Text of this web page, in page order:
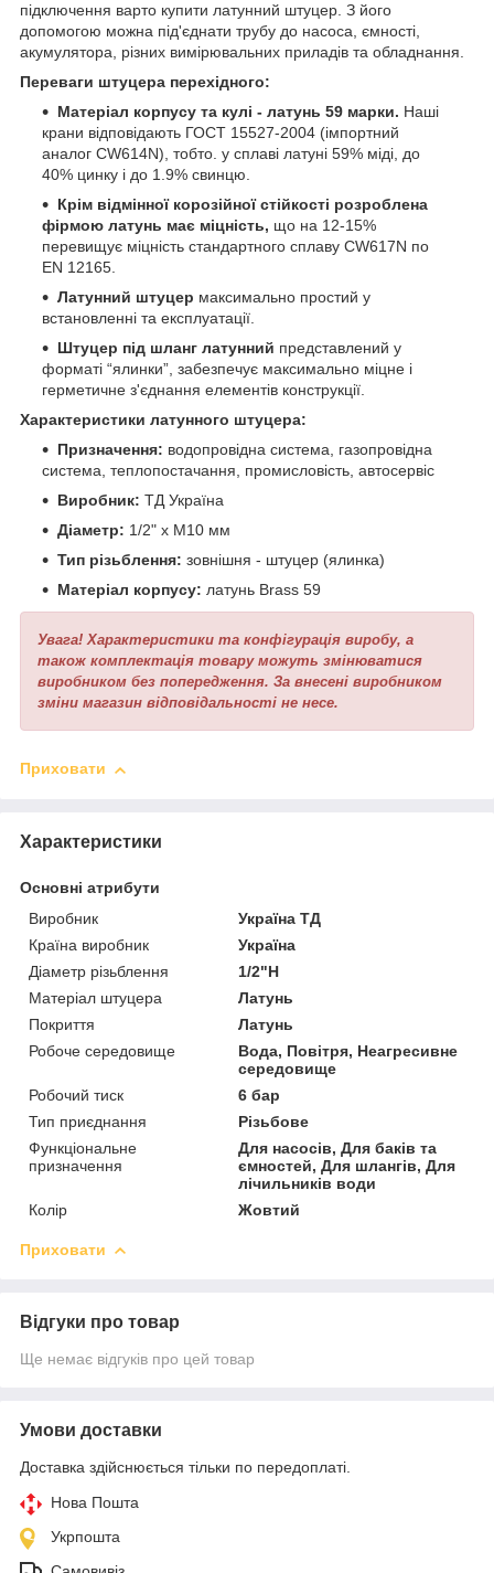
підключення варто купити латунний штуцер. З його
допомогою можна під'єднати трубу до насоса, ємності,
акумулятора, різних вимірювальних приладів та обладнання.
Переваги штуцера перехідного:
Матеріал корпусу та кулі - латунь 59 марки. Наші
крани відповідають ГОСТ 15527-2004 (імпортний
аналог CW614N), тобто. у сплаві латуні 59% міді, до
40% цинку і до 1.9% свинцю.
Крім відмінної корозійної стійкості розроблена
фірмою латунь має міцність, що на 12-15%
перевищує міцність стандартного сплаву CW617N по
EN 12165.
Латунний штуцер максимально простий у
встановленні та експлуатації.
Штуцер під шланг латунний представлений у
форматі “ялинки”, забезпечує максимально міцне і
герметичне з'єднання елементів конструкції.
Характеристики латунного штуцера:
Призначення: водопровідна система, газопровідна
система, теплопостачання, промисловість, автосервіс
Виробник: ТД Україна
Діаметр: 1/2" х М10 мм
Тип різьблення: зовнішня - штуцер (ялинка)
Матеріал корпусу: латунь Brass 59
Увага! Характеристики та конфігурація виробу, а
також комплектація товару можуть змінюватися
виробником без попередження. За внесені виробником
зміни магазин відповідальності не несе.
Приховати
Характеристики
Основні атрибути
Виробник
Україна ТД
Країна виробник
Україна
Діаметр різьблення
1/2"Н
Матеріал штуцера
Латунь
Покриття
Латунь
Робоче середовище
Вода, Повітря, Неагресивне
середовище
Робочий тиск
6 бар
Тип приєднання
Різьбове
Функціональне
призначення
Для насосів, Для баків та
ємностей, Для шлангів, Для
лічильників води
Колір
Жовтий
Приховати
Відгуки про товар
Ще немає відгуків про цей товар
Умови доставки
Доставка здійснюється тільки по передоплаті.
Нова Пошта
Укрпошта